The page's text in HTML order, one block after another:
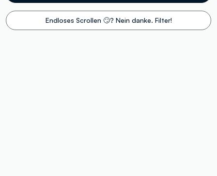
Endloses Scrollen 🙄? Nein danke. Filter!